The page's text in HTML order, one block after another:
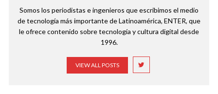
Somos los periodistas e ingenieros que escribimos el medio
de tecnología más importante de Latinoamérica, ENTER, que
le ofrece contenido sobre tecnología y cultura digital desde
1996.
VIEW ALL POSTS